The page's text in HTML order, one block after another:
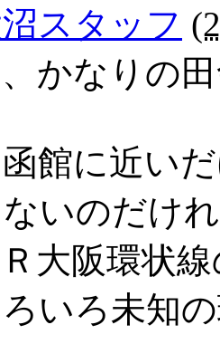
スタッフ (
かなりの
館に近い
いのだけ
大阪環状
いろ未知